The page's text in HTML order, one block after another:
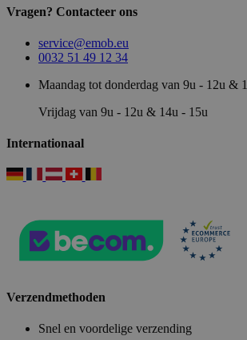
Vragen? Contacteer ons
service@emob.eu
0032 51 49 12 34
Maandag tot donderdag van 9u - 12u &
Vrijdag van 9u - 12u & 14u - 15u
Internationaal
Verzendmethoden
Snel en voordelige verzending